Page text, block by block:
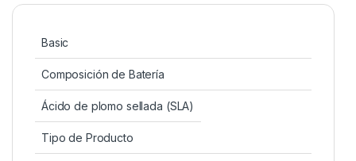
Basic
Composición de Batería
Ácido de plomo sellada (SLA)
Tipo de Producto